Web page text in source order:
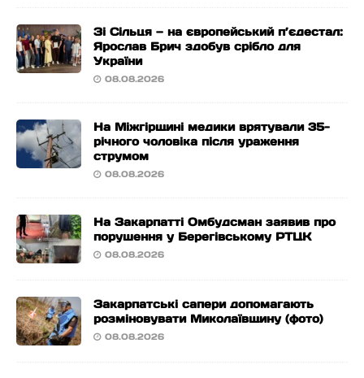
Зі Сільця — на європейський п’єдестал:
Ярослав Брич здобув срібло для
України
08.08.2026
На Міжгірщині медики врятували 35-
річного чоловіка після ураження
струмом
08.08.2026
На Закарпатті Омбудсман заявив про
порушення у Берегівському РТЦК
08.08.2026
Закарпатські сапери допомагають
розміновувати Миколаївщину (фото)
08.08.2026